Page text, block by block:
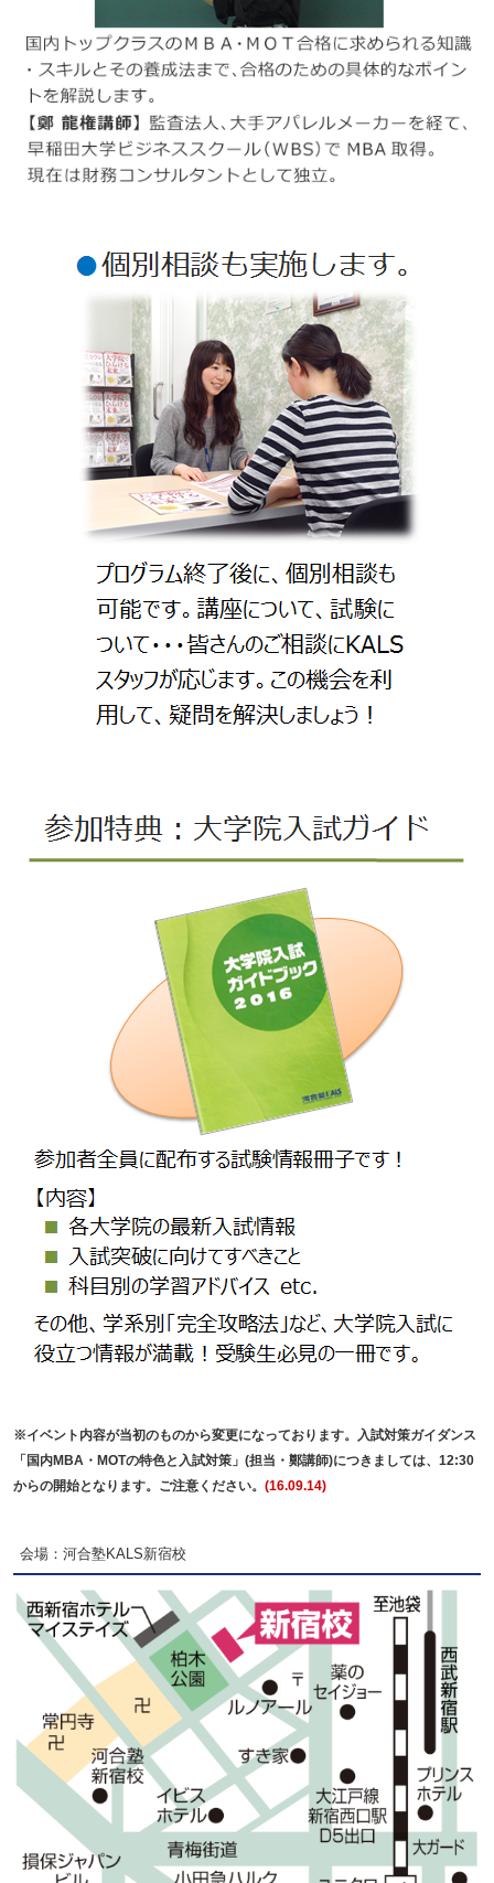
※イベント内容が当初のものから変更になっております。入試対策ガイダンス
「国内MBA・MOTの特色と入試対策」(担当・鄭講師)につきましては、12:30
からの開始となります。ご注意ください。 (16.09.14)
会場：河合塾KALS新宿校